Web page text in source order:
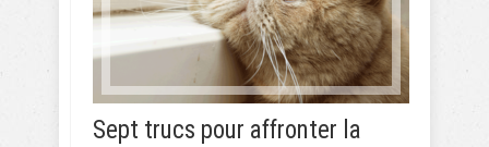
Sept trucs pour affronter la